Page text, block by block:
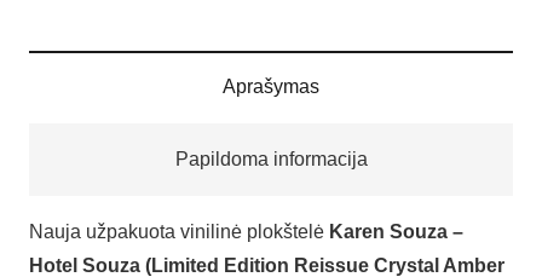
Aprašymas
Papildoma informacija
Nauja užpakuota vinilinė plokštelė Karen Souza –
Hotel Souza (Limited Edition Reissue Crystal Amber